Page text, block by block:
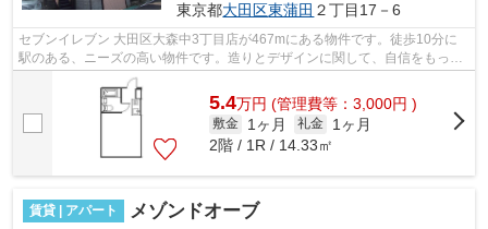
東京都大田区東蒲田 ２丁目17－6
セブンイレブン 大田区大森中3丁目店が467mにある物件です。徒歩10分に
駅のある、ニーズの高い物件です。造りとデザインに関して、自信をもって
情報を提供できるマンションです。平坦...
5.4万円 (管理費等：3,000円 )
敷金 1ヶ月 礼金
1ヶ月
2階 / 1R / 14.33㎡
賃貸 | アパート メゾンドオーブ